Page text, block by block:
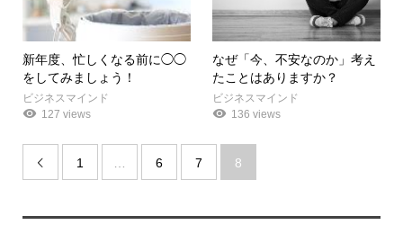
新年度、忙しくなる前に◯◯
をしてみましょう！
ビジネスマインド
127 views
なぜ「今、不安なのか」考え
たことはありますか？
ビジネスマインド
136 views
 1 … 6 7 8